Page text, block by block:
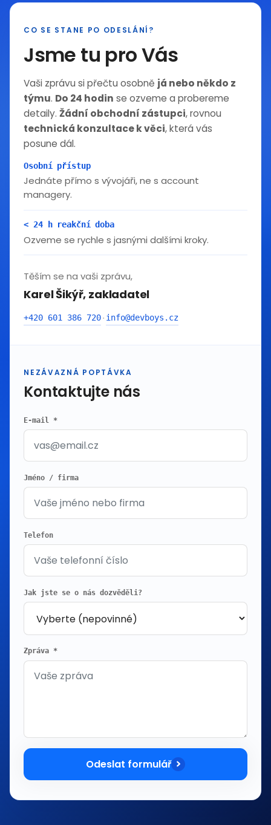
CO SE STANE PO ODESLÁNÍ?
Jsme tu pro Vás
Vaši zprávu si přečtu osobně já nebo někdo z
týmu. Do 24 hodin se ozveme a probereme
detaily.Žádní obchodní zástupci, rovnou
technická konzultace k věci, která vás
posune dál.
Osobní přístup
Jednáte přímo s vývojáři, ne s account
managery.
< 24 h reakční doba
Ozveme se rychle s jasnými dalšími kroky.
Těším se na vaši zprávu,
Karel Šikýř, zakladatel
+420 601 386 720· info@devboys.cz
NEZÁVAZNÁ POPTÁVKA
Kontaktujte nás
E-mail *
Jméno / firma
Telefon
Jak jste se o nás dozvěděli?
Zpráva *
Odeslat formulář